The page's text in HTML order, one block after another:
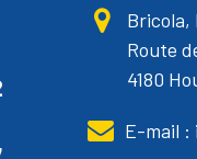
Bricola,
Route
4180
E-mail :